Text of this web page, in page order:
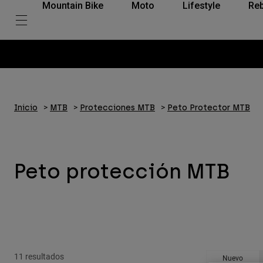
Mountain Bike Moto Lifestyle
Inicio MTB Protecciones MTB Peto Protector MTB
Peto protección MTB
11 resultados Nuevo